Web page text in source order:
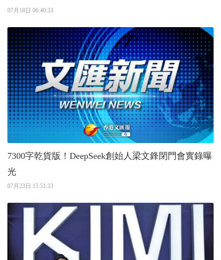
07月18日 06:40:33
7300字乾貨版！DeepSeek創始人梁文鋒閉門會實錄曝
光
07月23日 15:51:33